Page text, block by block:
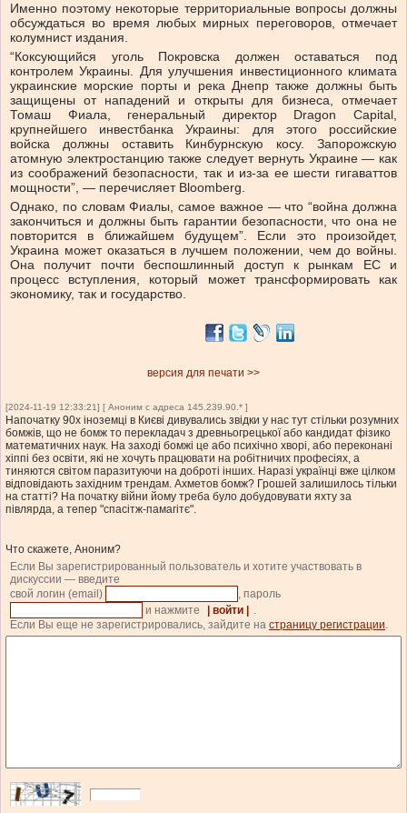
Именно поэтому некоторые территориальные вопросы должны
обсуждаться во время любых мирных переговоров, отмечает
колумнист издания.
“Коксующийся уголь Покровска должен оставаться под
контролем Украины. Для улучшения инвестиционного климата
украинские морские порты и река Днепр также должны быть
защищены от нападений и открыты для бизнеса, отмечает
Томаш Фиала, генеральный директор Dragon Capital,
крупнейшего инвестбанка Украины: для этого российские
войска должны оставить Кинбурнскую косу. Запорожскую
атомную электростанцию ​​также следует вернуть Украине — как
из соображений безопасности, так и из-за ее шести гигаваттов
мощности”, — перечисляет Bloomberg.
Однако, по словам Фиалы, самое важное — что “война должна
закончиться и должны быть гарантии безопасности, что она не
повторится в ближайшем будущем”. Если это произойдет,
Украина может оказаться в лучшем положении, чем до войны.
Она получит почти беспошлинный доступ к рынкам ЕС и
процесс вступления, который может трансформировать как
экономику, так и государство.
версия для печати >>
[2024-11-19 12:33:21] [ Аноним с адреса 145.239.90.* ]
Напочатку 90х іноземці в Києві дивувались звідки у нас тут стільки розумних
бомжів, що не бомж то перекладач з древньогрецької або кандидат фізико
математичних наук. На заході бомжі це або психічно хворі, або переконані
хіппі без освіти, які не хочуть працювати на робітничих професіях, а
тиняются світом паразитуючи на доброті інших. Наразі українці вже цілком
відповідають західним трендам. Ахметов бомж? Грошей залишилось тільки
на статті? На початку війни йому треба було добудовувати яхту за
півлярда, а тепер "спасітж-памагітє".
Что скажете, Аноним?
Если Вы зарегистрированный пользователь и хотите участвовать в
дискуссии — введите
свой логин (email)
, пароль
и нажмите
| войти |
.
Если Вы еще не зарегистрировались, зайдите на страницу регистрации.